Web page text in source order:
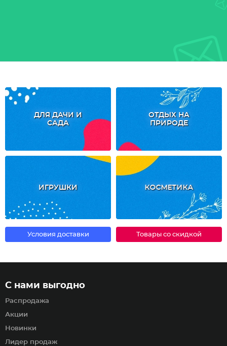
ДЛЯ ДАЧИ И
САДА
ОТДЫХ НА
ПРИРОДЕ
ИГРУШКИ КОСМЕТИКА
Условия доставки Товары со скидкой
С нами выгодно
Распродажа
Акции
Новинки
Лидер продаж